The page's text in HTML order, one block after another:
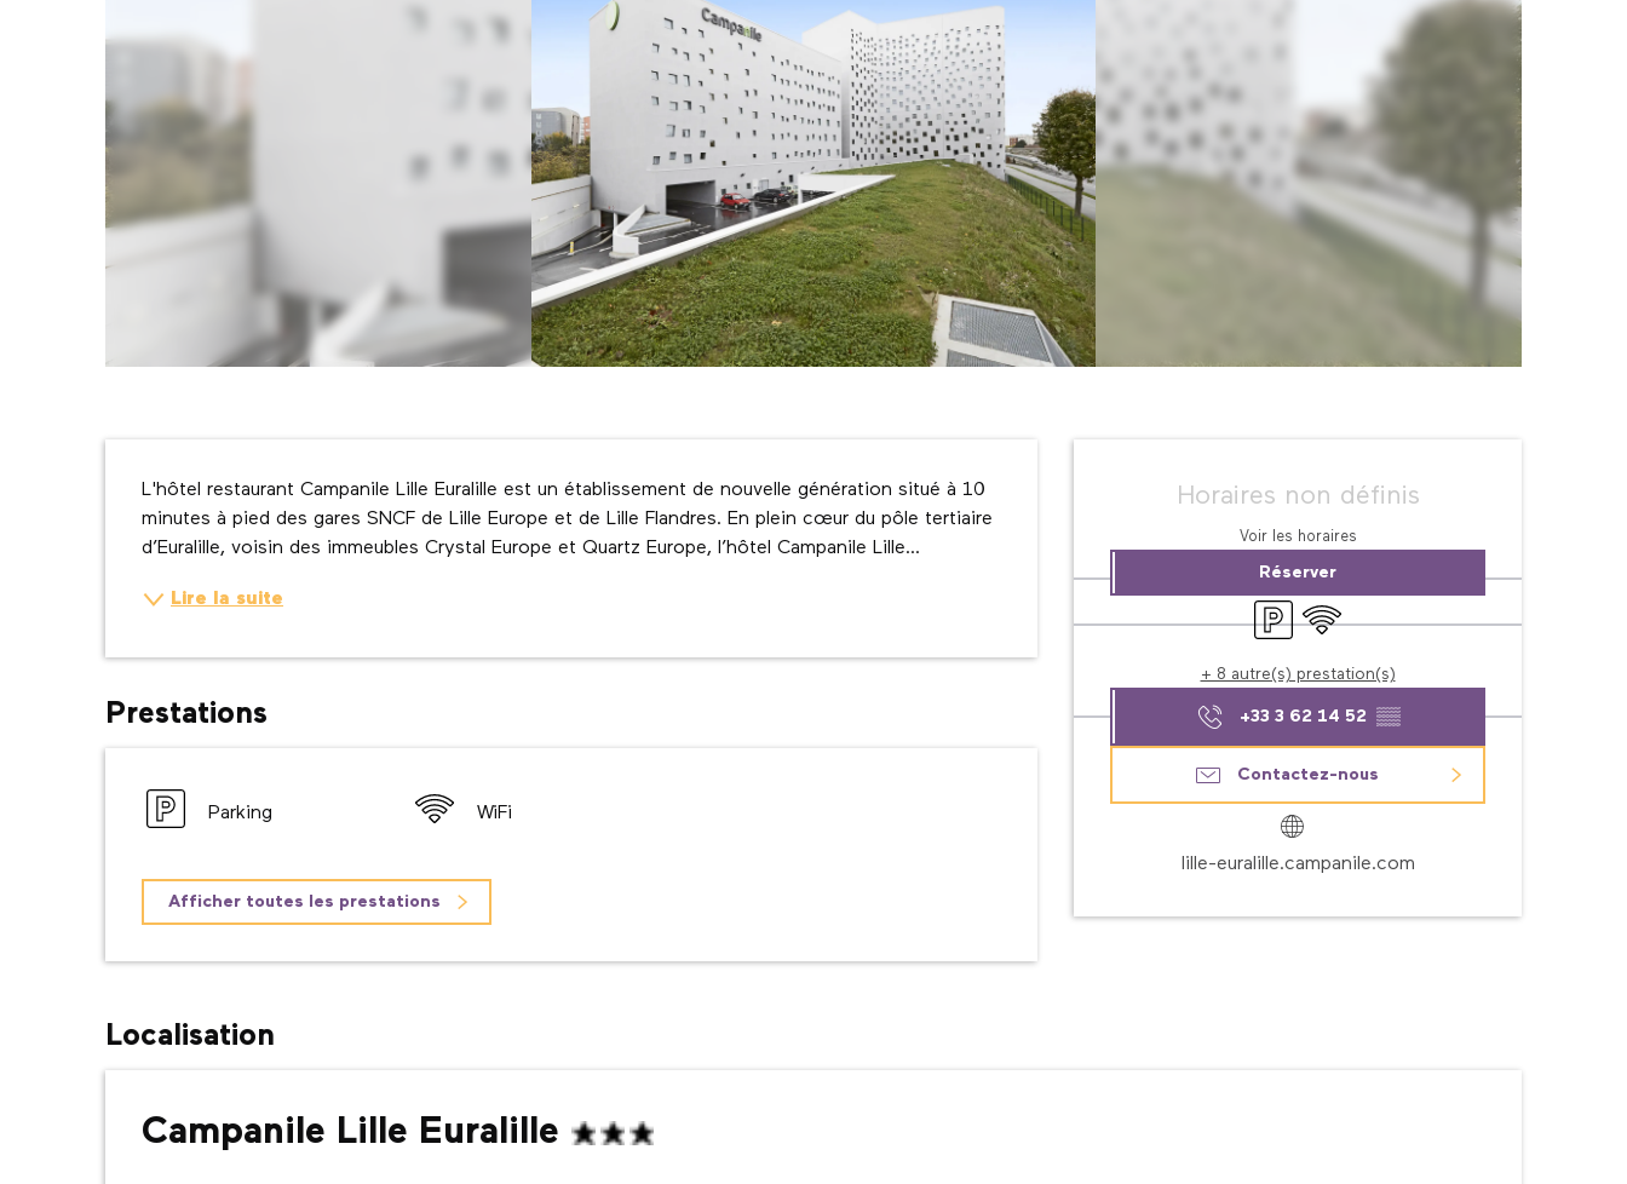
Ouverture et
Horaires non définis
Voir les horaires
Réserver
ParkingWiFi
+ 8 autre(s) prestation(s)
+33 3 62 14 52 ▒▒
Contactez-nous
lille-euralille.campanile.com
Description
L'hôtel restaurant Campanile Lille Euralille est un établissement de nouvelle génération situé à 10
minutes à pied des gares SNCF de Lille Europe et de Lille Flandres. En plein cœur du pôle tertiaire
d’Euralille, voisin des immeubles Crystal Europe et Quartz Europe, l’hôtel Campanile Lille...
Lire la suite
Prestations
Parking WiFi
Afficher toutes les prestations
Localisation
Campanile Lille Euralille